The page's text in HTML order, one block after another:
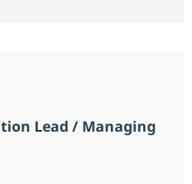
Lead / Managing